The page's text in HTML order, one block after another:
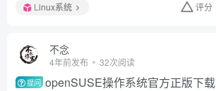
Linux系统 评分
不念
4年前发布 32次阅读
提问 openSUSE操作系统官方正版下载